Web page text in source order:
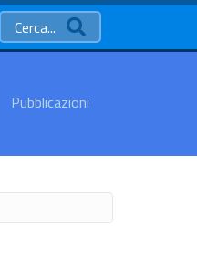
Cerca...
Pubblicazioni